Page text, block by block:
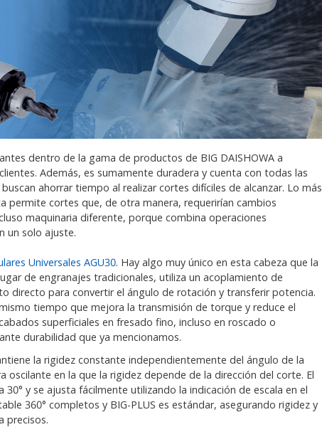
dentro de la gama de productos de BIG DAISHOWA a
Además, es sumamente duradera y cuenta con todas las
ahorrar tiempo al realizar cortes difíciles de alcanzar. Lo más
permite cortes que, de otra manera, requerirían cambios
maquinaria diferente, porque combina operaciones
un solo ajuste.
Universales AGU30. Hay algo muy único en esta cabeza que la
de engranajes tradicionales, utiliza un acoplamiento de
directo para convertir el ángulo de rotación y transferir potencia.
tiempo que mejora la transmisión de torque y reduce el
superficiales en fresado fino, incluso en roscado o
durabilidad que ya mencionamos.
la rigidez constante independientemente del ángulo de la
oscilante en la que la rigidez depende de la dirección del corte. El
30° y se ajusta fácilmente utilizando la indicación de escala en el
360° completos y BIG-PLUS es estándar, asegurando rigidez y
precisos.